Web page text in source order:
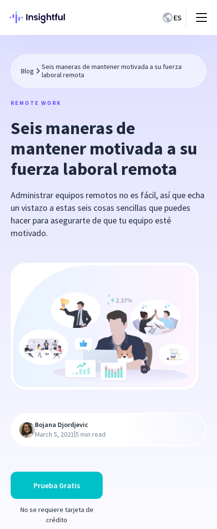
ES
Blog
Seis maneras de mantener motivada a su fuerza
laboral remota
REMOTE WORK
Seis maneras de
mantener motivada a su
fuerza laboral remota
Administrar equipos remotos no es fácil, así que echa
un vistazo a estas seis cosas sencillas que puedes
hacer para asegurarte de que tu equipo esté
motivado.
Prueba Gratis
No se requiere tarjeta de
crédito
Bojana Djordjevic
March 5, 2021|5 min read